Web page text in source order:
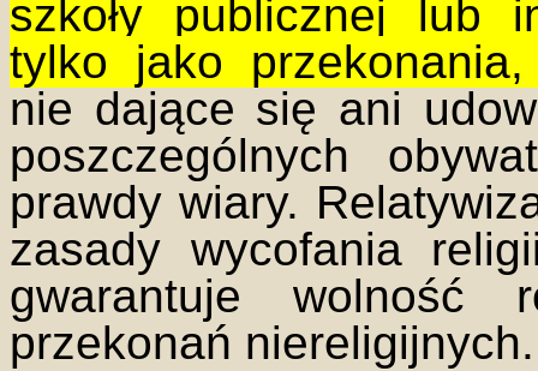
szkoły publicznej lub
tylko jako
nie dające się ani
poszczególnych
prawdy wiary.
zasady wycofania
gwarantuje wolność
przekonań niereligijnych.